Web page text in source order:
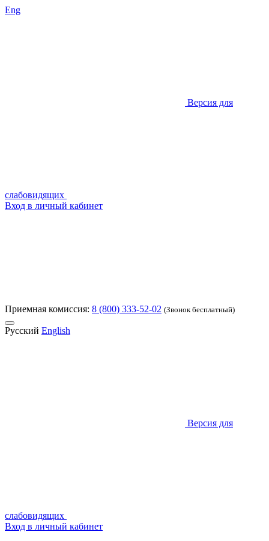
Eng
Версия для
слабовидящих
Вход в личный кабинет
Приемная комиссия: 8 (800) 333-52-02 (Звонок бесплатный)
Русский English
Версия для
слабовидящих
Вход в личный кабинет